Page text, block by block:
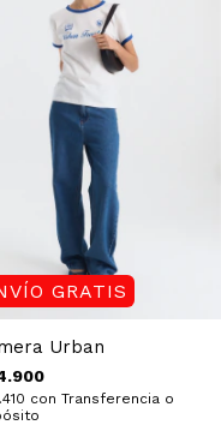
GRATIS
Urban
con Transferencia o